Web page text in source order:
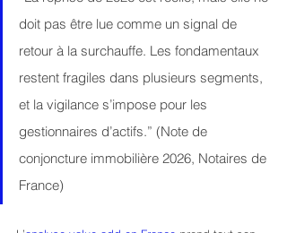
doit pas être lue comme un signal de
retour à la surchauffe. Les fondamentaux
restent fragiles dans plusieurs segments,
et la vigilance s’impose pour les
gestionnaires d’actifs.” (Note de
conjoncture immobilière 2026, Notaires de
France)